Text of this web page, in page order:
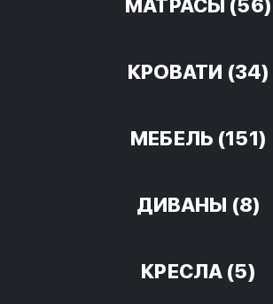
МАТРАСЫ (56)
КРОВАТИ (34)
МЕБЕЛЬ (151)
ДИВАНЫ (8)
КРЕСЛА (5)